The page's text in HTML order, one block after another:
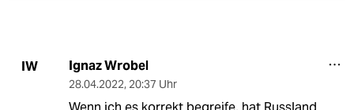
IW Ignaz Wrobel
28.04.2022, 20:37 Uhr